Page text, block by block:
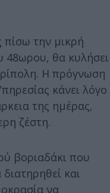
πίσω την μικρή
48ωρου, θα κυλήσει
Η πρόγνωση
κάνει λόγο
της ημέρας,
ζέστη.
βοριαδάκι που
και
να